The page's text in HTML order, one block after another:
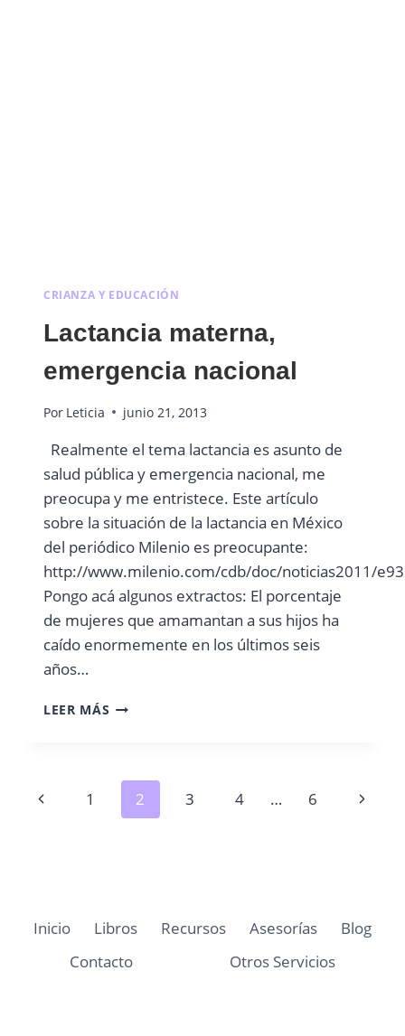
CRIANZA Y EDUCACIÓN
Lactancia materna,
emergencia nacional
Por Leticia junio 21, 2013
Realmente el tema lactancia es asunto de
salud pública y emergencia nacional, me
preocupa y me entristece. Este artículo
sobre la situación de la lactancia en México
del periódico Milenio es preocupante:
http://www.milenio.com/cdb/doc/noticias2011/
Pongo acá algunos extractos: El porcentaje
de mujeres que amamantan a sus hijos ha
caído enormemente en los últimos seis
años…
LEER MÁS LACTANCIA
Navegación
Página
1 2 3 4 … 6
Inicio Libros Recursos Asesorías
Blog
Contacto
Otros Servicios